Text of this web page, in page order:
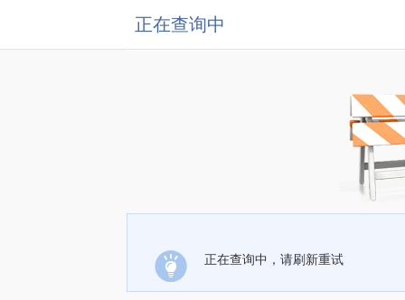
正在查询中
正在查询中，请刷新重试